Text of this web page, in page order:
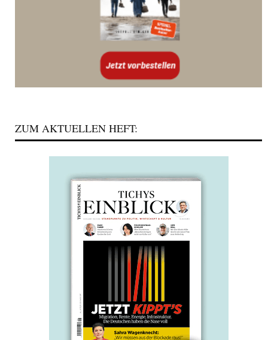
ZUM AKTUELLEN HEFT: